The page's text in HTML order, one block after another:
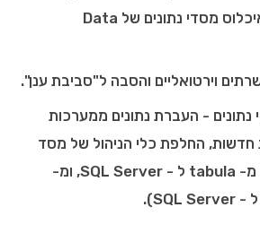
Availability, איכלוס מסדי נתונים של Data
וירטואליים והסבה ל"סביבת ענן".
- העברת נתונים ממערכות
חדשות, החלפת כלי הניהול של מסד
הנתונים (מעבר מ- tabula ל - SQL Server, ומ-